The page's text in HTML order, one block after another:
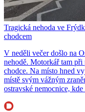
Tragická nehoda ve
chodcem
V neděli večer došlo na
nehodě. Motorkář tam při
chodce. Na místo hned
místě svým vážným
ostravské nemocnice,